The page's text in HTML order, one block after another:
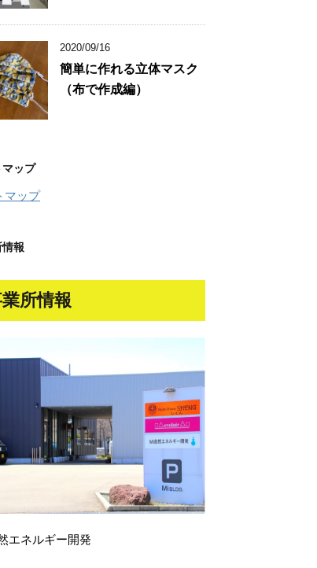
2020/09/16
簡単に作れる立体マスク
（布で作成編）
ップ
マップ
報
所情報
エネルギー開発